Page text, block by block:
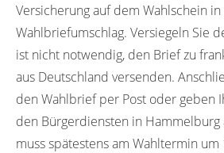
Versicherung auf dem Wahlschein
Wahlbriefumschlag. Versiegeln Sie
ist nicht notwendig, den Brief zu
aus Deutschland versenden.
den Wahlbrief per Post oder geben
den Bürgerdiensten in
muss spätestens am Wahltermin